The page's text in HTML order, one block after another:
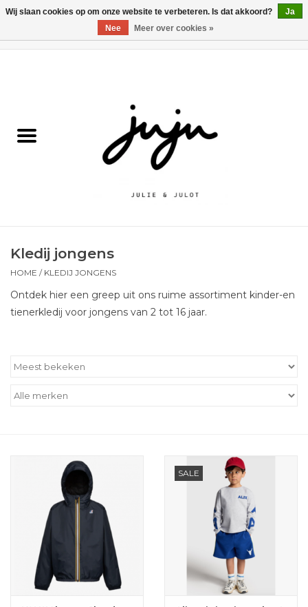
Kledij jongens
Schoenen
Accessoires
Kledij jongens
HOME / KLEDIJ JONGENS
Ontdek hier een greep uit ons ruime assortiment kinder-en
tienerkledij voor jongens van 2 tot 16 jaar.
SALE
Wij slaan cookies op om onze website te verbeteren. Is dat akkoord?
Ja
Nee
Meer over cookies »